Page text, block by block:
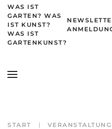
Zum Hauptinhalt springen
WAS IST
GARTEN? WAS
IST KUNST?
WAS IST
GARTENKUNST?
START